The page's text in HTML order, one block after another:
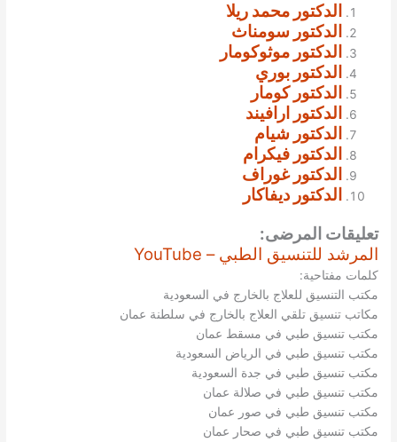
الدكتور محمد ريلا
الدكتور سومناث
الدكتور موثوكومار
الدكتور بوري
الدكتور كومار
الدكتور ارافيند
الدكتور شيام
الدكتور فيكرام
الدكتور غوراف
الدكتور ديفاكار
تعليقات المرضى:
المرشد للتنسيق الطبي – YouTube
كلمات مفتاحية:
مكتب التنسيق للعلاج بالخارج في السعودية
مكاتب تنسيق تلقي العلاج بالخارج في سلطنة عمان
مكتب تنسيق طبي في مسقط عمان
مكتب تنسيق طبي في الرياض السعودية
مكتب تنسيق طبي في جدة السعودية
مكتب تنسيق طبي في صلالة عمان
مكتب تنسيق طبي في صور عمان
مكتب تنسيق طبي في صحار عمان